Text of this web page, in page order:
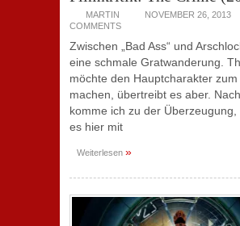
MARTIN NOVEMBER 26, 2013
COMMENTS
Zwischen „Bad Ass“ und
eine schmale Gratwanderung.
möchte den Hauptcharakter zum
machen, übertreibt es aber.
komme ich zu der Überzeugung,
es hier mit
Weiterlesen »